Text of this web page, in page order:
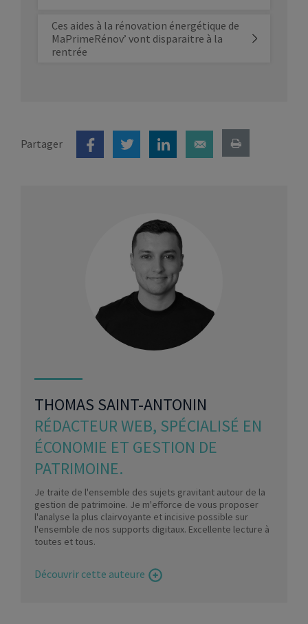
Ces aides à la rénovation énergétique de
MaPrimeRénov’ vont disparaitre à la
rentrée
Partager
THOMAS SAINT-ANTONIN
RÉDACTEUR WEB, SPÉCIALISÉ EN
ÉCONOMIE ET GESTION DE
PATRIMOINE.
Je traite de l'ensemble des sujets gravitant autour de la
gestion de patrimoine. Je m'efforce de vous proposer
l'analyse la plus clairvoyante et incisive possible sur
l'ensemble de nos supports digitaux. Excellente lecture à
toutes et tous.
Découvrir cette auteure